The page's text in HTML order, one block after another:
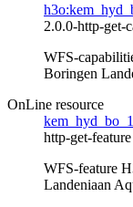
2.0.0-http-get-
WFS-
Boringen
OnLine resource
http-get-feature
WFS-feature
Landeniaan